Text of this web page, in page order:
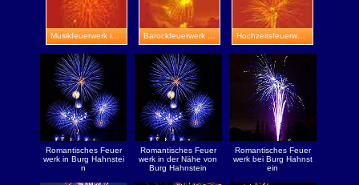
Hochzeitsfeuerwerk in Stadtroda
Romantisches Feuer
werk in Burg Hahnstei
n
Romantisches Feuer
werk in der Nähe von
Burg Hahnstein
Romantisches Feuer
werk bei Burg Hahnst
ein